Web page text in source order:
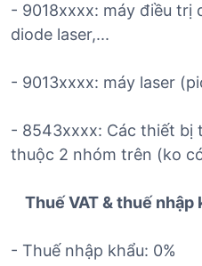
- 9018xxxx: máy điều trị
diode laser,...
- 9013xxxx: máy laser
- 8543xxxx: Các thiết bị
thuộc 2 nhóm trên (ko
Thuế VAT & thuế nhập
- Thuế nhập khẩu: 0%